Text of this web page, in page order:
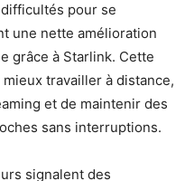
pour se
une nette amélioration
grâce à Starlink. Cette
travailler à distance,
et de maintenir des
sans interruptions.
signalent des